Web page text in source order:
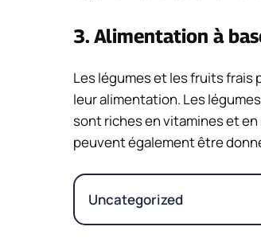
3. Alimentation à
Les légumes et les fruits
leur alimentation. Les
sont riches en vitamines et
peuvent également être
Uncategorized